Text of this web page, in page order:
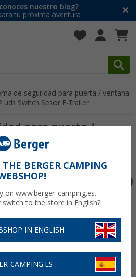
nuestro blog?
tu próxima aventura
de seguridad para puerta / ventana
Switch Sesor E-Trailer
para puerta /
Trailer System 2 uds
BERGER CAMPING
on www.berger-camping.es.
to the store in English?
IN ENGLISH
CAMPING.ES